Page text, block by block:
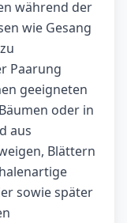
während der
wie Gesang
Paarung
geeigneten
oder in
aus
Blättern
sowie später